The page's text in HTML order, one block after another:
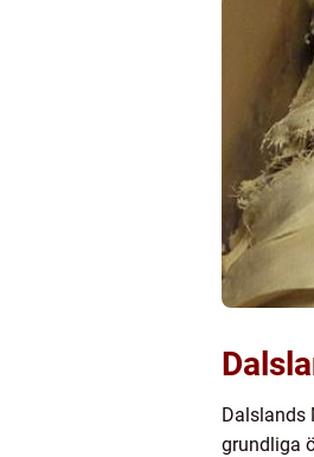
Dalslands
grundliga